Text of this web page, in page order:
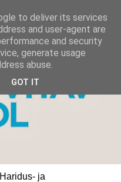
ja
to deliver its services
and user-agent are
and security
generate usage
abuse.
GOT IT